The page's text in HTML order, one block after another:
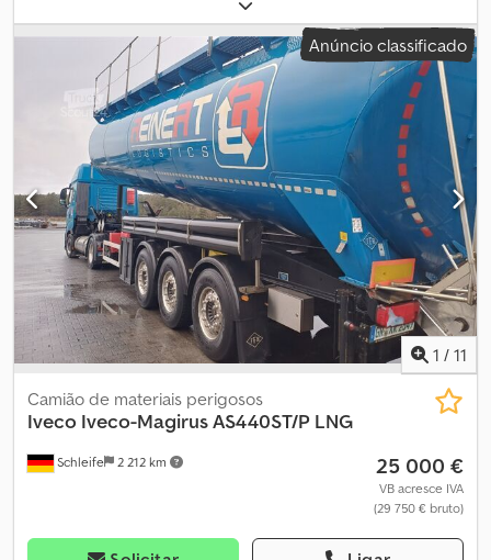
peso máximo de carga:44 000 kg, estado dos pneus:80
percentagem, Ano de fabrico:1992, Veículo em excelente
estado, totalmente funcional, ano 1992, com manutenção
periódica recém-feita. Dkjdszfa D Rjpfx Aafer
Anúncio classificado
1 / 11
Schleife 2 212 km
Camião de materiais perigosos
Iveco Iveco-Magirus AS440ST/P LNG
25 000 €
VB acresce IVA
(29 750 € bruto)